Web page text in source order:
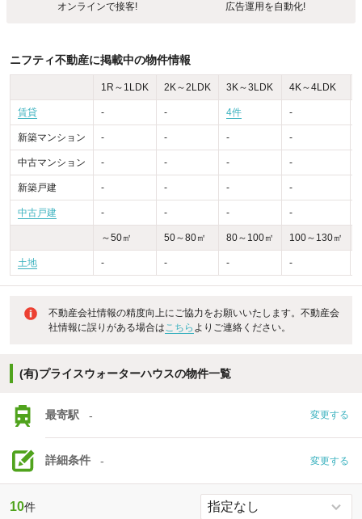
オンラインで接客! 広告運用を自動化!
ニフティ不動産に掲載中の物件情報
1R～1LDK 2K～2LDK 3K～3LDK 4K～4LDK
賃貸 - - 4件 -
新築マンション - - - -
中古マンション - - - -
新築戸建 - - - -
中古戸建 - - - -
～50㎡ 50～80㎡ 80～100㎡ 100～130㎡
土地 - - - -
不動産会社情報の精度向上にご協力をお願いいたします。不動産会
社情報に誤りがある場合はこちら よりご連絡ください。
(有)プライスウォーターハウスの物件一覧
最寄駅 - 変更する
詳細条件 - 変更する
10件